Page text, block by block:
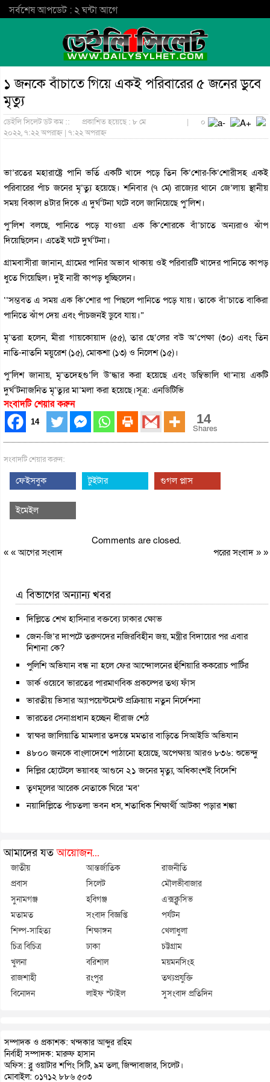
সর্বশেষ আপডেট : ২ ঘন্টা আগে
১ জনকে বাঁচাতে গিয়ে একই পরিবারের ৫ জনের ডুবে
মৃত্যু
ডেইলি সিলেট ডট কম ::
প্রকাশিত হয়েছে : ৮ মে
২০২২, ৭:২২ অপরাহ্ন | ৭:২২ অপরাহ্ন
| ০
ভা’রতের মহারাষ্ট্রে পানি ভর্তি একটি খাদে পড়ে তিন কি’শোর-কি’শোরীসহ একই
পরিবারের পাঁচ জনের মৃ’ত্যু হয়েছে। শনিবার (৭ মে) রাজ্যের থানে জে’লায় স্থানীয়
সময় বিকাল ৪টার দিকে এ দুর্ঘ’টনা ঘটে বলে জানিয়েছে পু’লিশ।
পু’লিশ বলছে, পানিতে পড়ে যাওয়া এক কি’শোরকে বাঁ’চাতে অন্যরাও ঝাঁপ
দিয়েছিলেন। এতেই ঘটে দুর্ঘ’টনা।
গ্রামবাসীরা জানান, গ্রামের পানির অভাব থাকায় ওই পরিবারটি খাদের পানিতে কাপড়
ধুতে গিয়েছিল। দুই নারী কাপড় ধুচ্ছিলেন।
‘‘সম্ভবত এ সময় এক কি’শোর পা পিছলে পানিতে পড়ে যায়। তাকে বাঁ’চাতে বাকিরা
পানিতে ঝাঁপ দেয় এবং পাঁচজনই ডুবে যায়।”
মৃ’তরা হলেন, মীরা গায়কোয়াদ (৫৫), তার ছে’লের বউ অ’পেক্ষা (৩০) এবং তিন
নাতি-নাতনি ময়ুরেশ (১৫), মোকশা (১৩) ও নিলেশ (১৫)।
পু’লিশ জানায়, মৃ’তদেহগু’লি উ’দ্ধার করা হয়েছে এবং ডম্বিভালি থা’নায় একটি
দুর্ঘ’টনাজনিত মৃ’ত্যুর মা’মলা করা হয়েছে।সূত্র: এনডিটিভি
সংবাদটি শেয়ার করুন
14 14
Shares
সংবাদটি শেয়ার করুন:
ফেইসবুক টুইটার গুগল প্লাস
ইমেইল
Comments are closed.
« «আগের সংবাদ পরের সংবাদ» »
এ বিভাগের অন্যান্য খবর
দিল্লিতে শেখ হাসিনার বক্তব্যে ঢাকার ক্ষোভ
জেন-জি’র দাপটে তরুণদের নজিরবিহীন জয়, মন্ত্রীর বিদায়ের পর এবার
নিশানা কে?
পুলিশি অভিযান বন্ধ না হলে ফের আন্দোলনের হুঁশিয়ারি ককরোচ পার্টির
ডার্ক ওয়েবে ভারতের পারমাণবিক প্রকল্পের তথ্য ফাঁস
ভারতীয় ভিসার অ্যাপয়েন্টমেন্ট প্রক্রিয়ায় নতুন নির্দেশনা
ভারতের সেনাপ্রধান হচ্ছেন ধীরাজ শেঠ
স্বাক্ষর জালিয়াতি মামলার তদন্তে মমতার বাড়িতে সিআইডি অভিযান
৪৮০০ জনকে বাংলাদেশে পাঠানো হয়েছে, অপেক্ষায় আরও ৮৩৬: শুভেন্দু
দিল্লির হোটেলে ভয়াবহ আগুনে ২১ জনের মৃত্যু, অধিকাংশই বিদেশি
তৃণমূলের আরেক নেতাকে ঘিরে ‘মব’
নয়াদিল্লিতে পাঁচতলা ভবন ধস, শতাধিক শিক্ষার্থী আটকা পড়ার শঙ্কা
আমাদের যতআয়োজন...
জাতীয় আন্তর্জাতিক
রাজনীতি
প্রবাস
সিলেট
মৌলভীবাজার
সুনামগঞ্জ
হবিগঞ্জ
এক্সক্লুসিভ
মতামত
সংবাদ বিজ্ঞপ্তি
পর্যটন
শিল্প-সাহিত্য
শিক্ষাঙ্গন
খেলাধুলা
চিত্র বিচিত্র
ঢাকা
চট্টগ্রাম
খুলনা
বরিশাল
ময়মনসিংহ
রাজশাহী
রংপুর
তথ্যপ্রযুক্তি
বিনোদন
লাইফ স্টাইল সুসংবাদ প্রতিদিন
সম্পাদক ও প্রকাশক: খন্দকার আব্দুর রহিম
নির্বাহী সম্পাদক: মারুফ হাসান
অফিস: ব্লু ওয়াটার শপিং সিটি, ৯ম তলা, জিন্দাবাজার, সিলেট।
মোবাইল: ০১৭১২ ৮৮৬ ৫০৩